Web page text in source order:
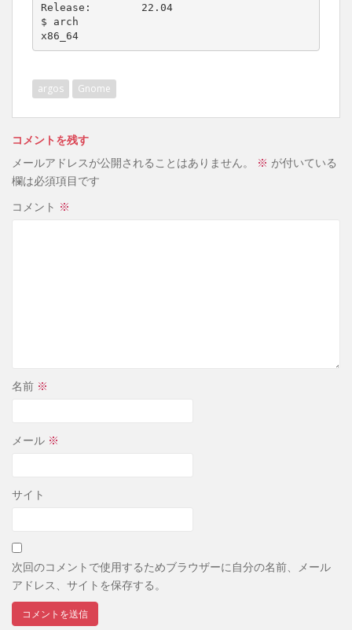
Release:        22.04
$ arch
x86_64
argos Gnome
コメントを残す
メールアドレスが公開されることはありません。
※ が付いている
欄は必須項目です
コメント ※
名前 ※
メール ※
サイト
次回のコメントで使用するためブラウザーに自分の名前、メール
アドレス、サイトを保存する。